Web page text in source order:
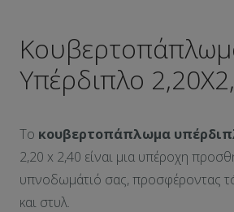
Υπέρδιπλο
Το κουβερτοπάπλωμα
2,20 x 2,40 είναι μια υπέροχη
υπνοδωμάτιό σας, προσφέροντας
και στυλ.